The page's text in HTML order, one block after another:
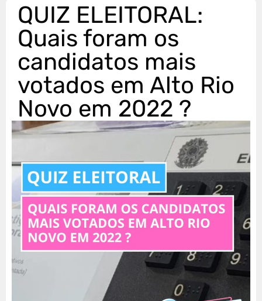
QUIZ ELEITORAL:
Quais foram os
candidatos mais
votados em Alto Rio
Novo em 2022 ?